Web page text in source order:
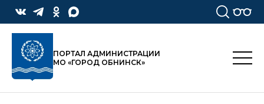
ПОРТАЛ АДМИНИСТРАЦИИ
МО «ГОРОД ОБНИНСК»